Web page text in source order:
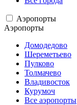
Аэропорты
Аэропорты
Домодедово
Шереметьево
Пулково
Толмачево
Владивосток
Курумоч
Все аэропорты